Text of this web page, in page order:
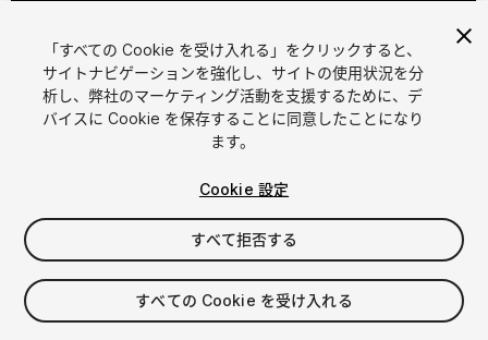
1/ 44
$18.99
消費税は決済時に計算されます
「すべての Cookie を受け入れる」をクリックすると、
サイトナビゲーションを強化し、サイトの使用状況を分
析し、弊社のマーケティング活動を支援するために、デ
バイスに Cookie を保存することに同意したことになり
ます。
Cookie 設定
すべて拒否する
すべての Cookie を受け入れる